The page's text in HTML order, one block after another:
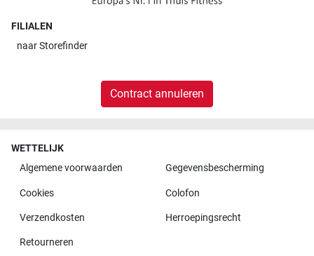
FILIALEN
naarStorefinder
Contract annuleren
WETTELIJK
Algemene voorwaarden
Gegevensbescherming
Cookies Colofon
Verzendkosten Herroepingsrecht
Retourneren